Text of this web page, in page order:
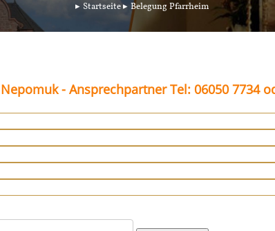
Startseite Belegung Pfarrheim
- Ansprechpartner Tel: 06050 7734